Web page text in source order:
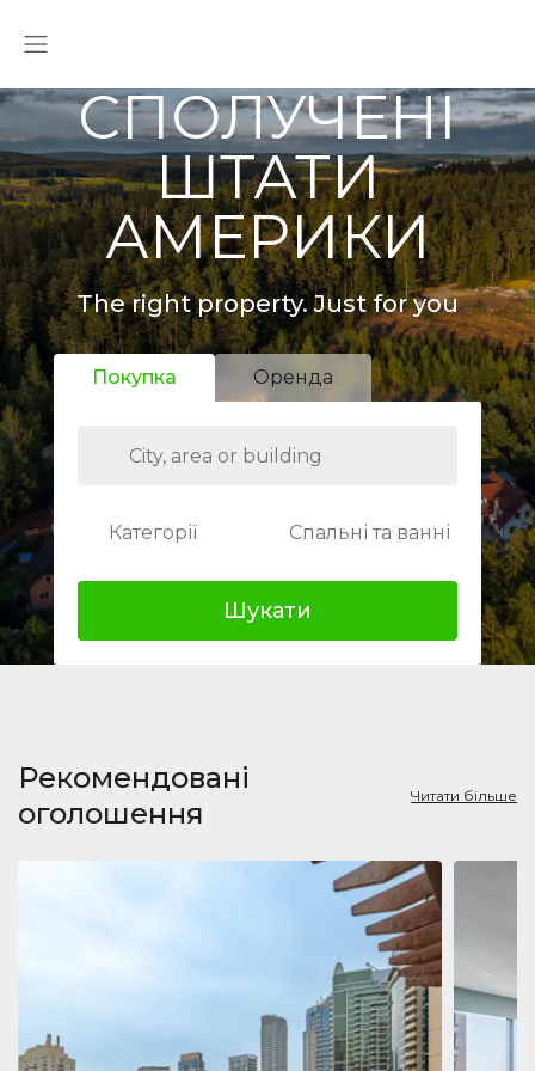
СПОЛУЧЕНІ
ШТАТИ
АМЕРИКИ
The right property. Just for you
Покупка Оренда
Категорії Спальні та ванні
Шукати
Рекомендовані
оголошення
Читати більше